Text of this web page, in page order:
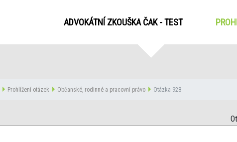
ADVOKÁTNÍ ZKOUŠKA ČAK - TEST
Prohlížení otázek Občanské, rodinné a pracovní právo Otázka 928